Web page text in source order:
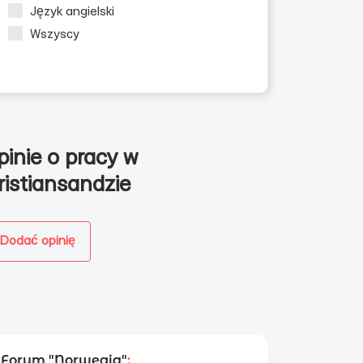
Język angielski
Wszyscy
o pracy w
Dodać opinię